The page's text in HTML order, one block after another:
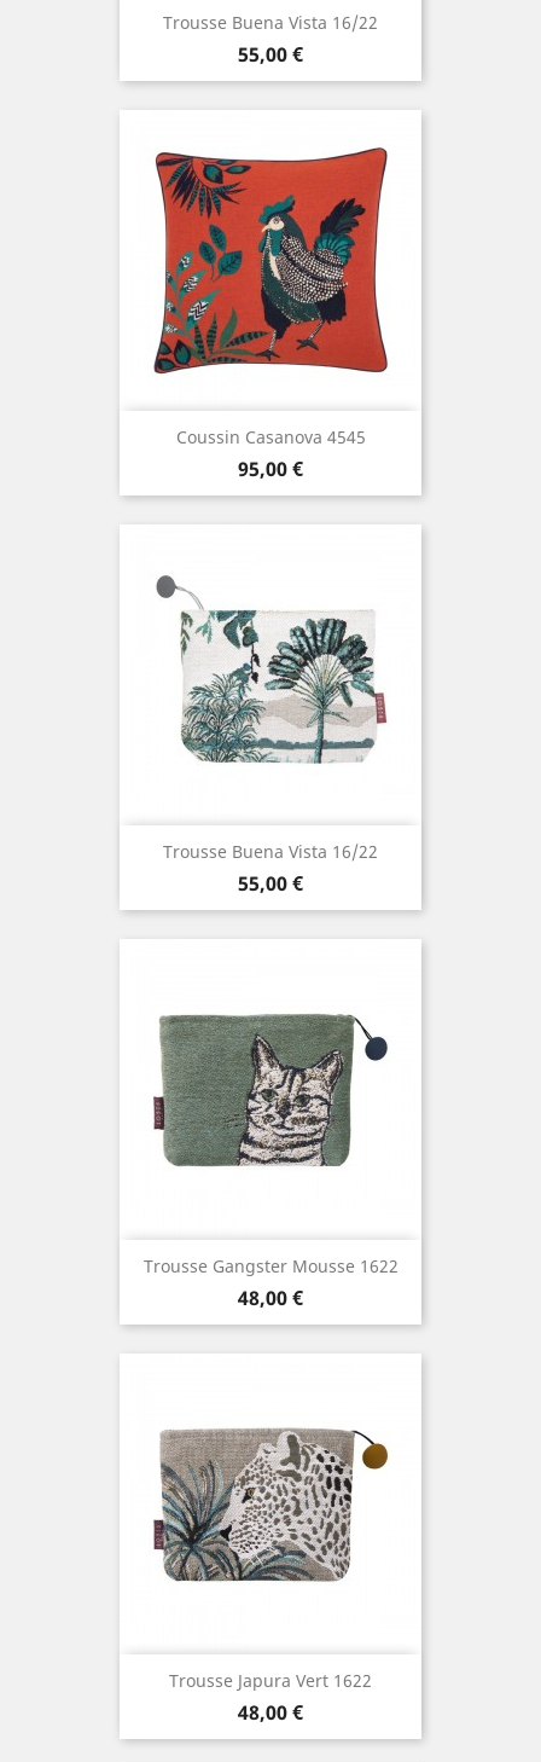
Trousse Buena Vista 16/22
Prix
55,00 €
Coussin Casanova 4545
Prix
95,00 €
Trousse Buena Vista 16/22
Prix
55,00 €
Trousse Gangster Mousse 1622
Prix
48,00 €
Trousse Japura Vert 1622
Prix
48,00 €